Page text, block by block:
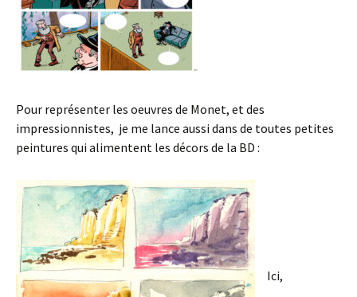
Pour représenter les oeuvres de Monet, et des
impressionnistes, je me lance aussi dans de toutes petites
peintures qui alimentent les décors de la BD :
Ici,